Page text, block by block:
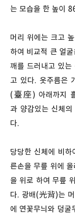
는 모습을 한 높이
머리 위에는 크고
하여 비교적 큰 얼
깨를 드러내고 있
고 있다. 옷주름은
(臺座) 아래까지
과 양감있는 신체
다.
당당한 신체에 비
른손을 무릎 위에
을 위로 하여 무릎
다. 광배(光背)는
에 연꽃무늬와 덩굴